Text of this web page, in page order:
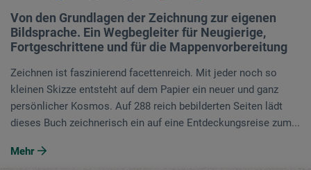
Von den Grundlagen der Zeichnung zur eigenen
Bildsprache. Ein Wegbegleiter für Neugierige,
Fortgeschrittene und für die Mappenvorbereitung
Zeichnen ist faszinierend facettenreich. Mit jeder noch so
kleinen Skizze entsteht auf dem Papier ein neuer und ganz
persönlicher Kosmos. Auf 288 reich bebilderten Seiten lädt
dieses Buch zeichnerisch ein auf eine Entdeckungsreise zum...
Mehr